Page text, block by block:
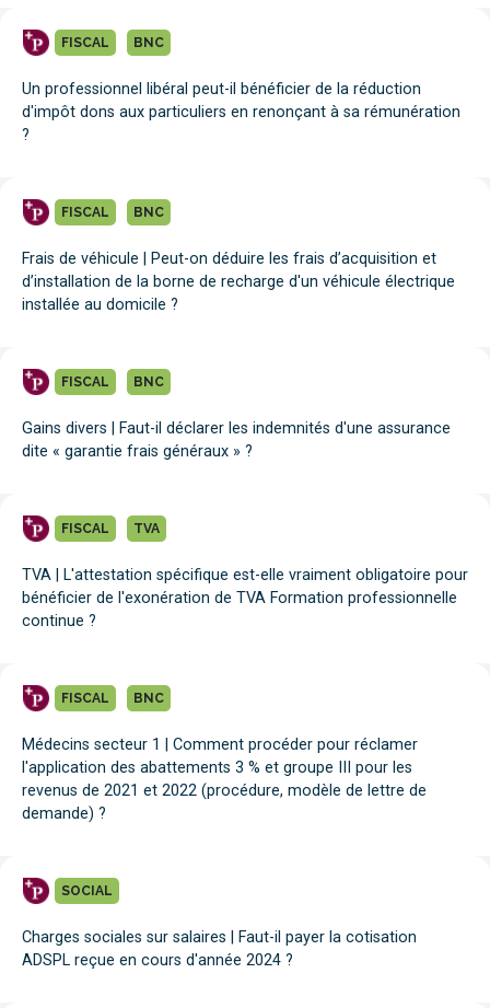
FISCAL BNC
Un professionnel libéral peut-il bénéficier de la réduction
d'impôt dons aux particuliers en renonçant à sa rémunération
?
FISCAL BNC
Frais de véhicule | Peut-on déduire les frais d’acquisition et
d’installation de la borne de recharge d'un véhicule électrique
installée au domicile ?
FISCAL BNC
Gains divers | Faut-il déclarer les indemnités d'une assurance
dite « garantie frais généraux » ?
FISCAL TVA
TVA | L'attestation spécifique est-elle vraiment obligatoire pour
bénéficier de l'exonération de TVA Formation professionnelle
continue ?
FISCAL BNC
Médecins secteur 1 | Comment procéder pour réclamer
l'application des abattements 3 % et groupe III pour les
revenus de 2021 et 2022 (procédure, modèle de lettre de
demande) ?
SOCIAL
Charges sociales sur salaires | Faut-il payer la cotisation
ADSPL reçue en cours d'année 2024 ?